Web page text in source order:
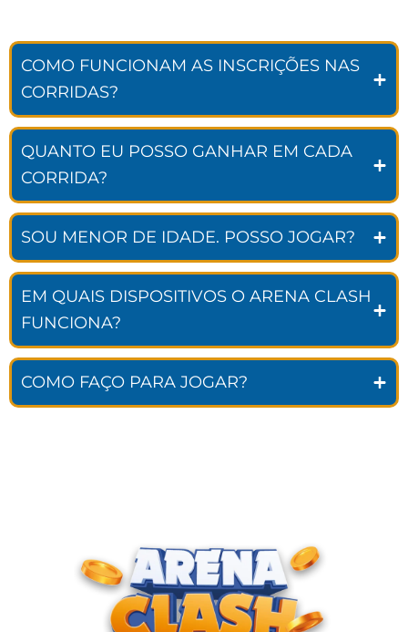
COMO FUNCIONAM AS INSCRIÇÕES NAS
CORRIDAS?
QUANTO EU POSSO GANHAR EM CADA
CORRIDA?
SOU MENOR DE IDADE. POSSO JOGAR?
EM QUAIS DISPOSITIVOS O ARENA CLASH
FUNCIONA?
COMO FAÇO PARA JOGAR?